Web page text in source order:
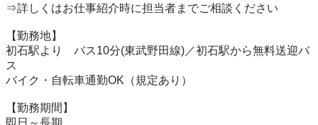
⇒詳しくはお仕事紹介時に担当者までご相談ください
【勤務地】
初石駅より　バス10分(東武野田線)／初石駅から無料送迎バ
ス
バイク・自転車通勤OK（規定あり）
【勤務期間】
即日～長期